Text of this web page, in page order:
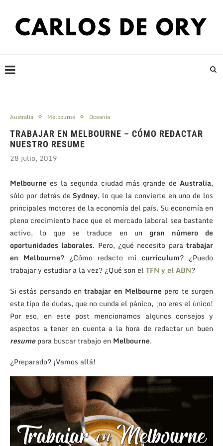
Australia Melbourne Oceanía
TRABAJAR EN MELBOURNE – CÓMO REDACTAR
NUESTRO RESUME
28 julio, 2019
Melbourne es la segunda ciudad más grande de Australia,
sólo por detrás de Sydney, lo que la convierte en uno de los
principales motores de la economía del país. Su economía en
pleno crecimiento hace que el mercado laboral sea bastante
activo, lo que se traduce en un gran número de
oportunidades laborales. Pero, ¿qué necesito paratrabajar
en Melbourne? ¿Cómo redacto mi currículum? ¿Puedo
trabajar y estudiar a la vez? ¿Qué son el TFN y el ABN?
Si estás pensando entrabajar en Melbourne pero te surgen
este tipo de dudas, que no cunda el pánico, ¡no eres el único!
Por eso, en este post mencionamos algunos consejos y
aspectos a tener en cuenta a la hora de redactar un buen
resume para buscar trabajo en Melbourne.
¿Preparado? ¡Vamos allá!